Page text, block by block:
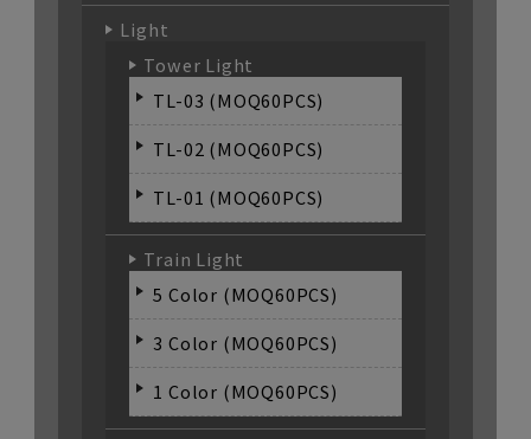
Light
Tower Light
TL-03 (MOQ60PCS)
TL-02 (MOQ60PCS)
TL-01 (MOQ60PCS)
Train Light
5 Color (MOQ60PCS)
3 Color (MOQ60PCS)
1 Color (MOQ60PCS)